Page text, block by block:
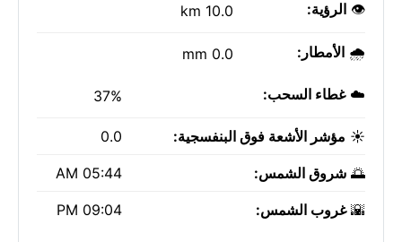
👁️ الرؤية: 10.0 km
🌧️ الأمطار: 0.0 mm
☁️غطاء السحب: 37%
☀️ مؤشر الأشعة فوق البنفسجية: 0.0
🌅 شروق الشمس: 05:44 AM
🌇غروب الشمس: 09:04 PM